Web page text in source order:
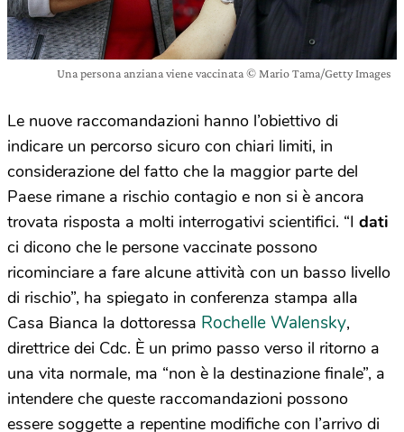
Una persona anziana viene vaccinata © Mario Tama/Getty Images
Le nuove raccomandazioni hanno l’obiettivo di
indicare un percorso sicuro con chiari limiti, in
considerazione del fatto che la maggior parte del
Paese rimane a rischio contagio e non si è ancora
trovata risposta a molti interrogativi scientifici. “I dati
ci dicono che le persone vaccinate possono
ricominciare a fare alcune attività con un basso livello
di rischio”, ha spiegato in conferenza stampa alla
Casa Bianca la dottoressa Rochelle Walensky,
direttrice dei Cdc. È un primo passo verso il ritorno a
una vita normale, ma “non è la destinazione finale”, a
intendere che queste raccomandazioni possono
essere soggette a repentine modifiche con l’arrivo di